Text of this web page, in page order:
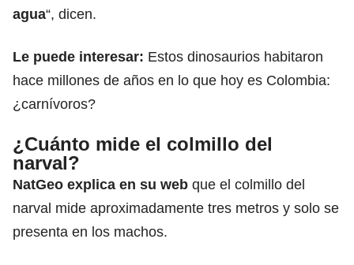
agua“, dicen.
Le puede interesar: Estos dinosaurios habitaron
hace millones de años en lo que hoy es Colombia:
¿carnívoros?
¿Cuánto mide el colmillo del
narval?
NatGeo explica en su web que el colmillo del
narval mide aproximadamente tres metros y solo se
presenta en los machos.